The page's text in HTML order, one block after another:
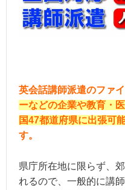
英会話講師派遣のファイ
ーなどの企業や教育・
国47都道府県に出張可
す。
県庁所在地に限らず、
れるので、一般的に講